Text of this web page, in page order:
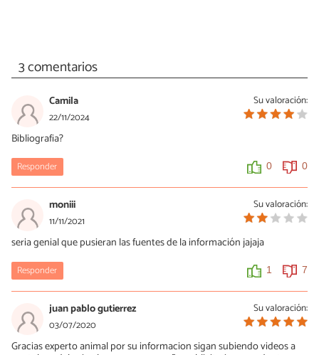
3 comentarios
Su valoración:
Camila
22/11/2024
Bibliografia?
Responder 0 0
Su valoración:
moniii
11/11/2021
seria genial que pusieran las fuentes de la información jajaja
Responder 1 7
Su valoración:
juan pablo gutierrez
03/07/2020
Gracias experto animal por su informacion sigan subiendo videos a